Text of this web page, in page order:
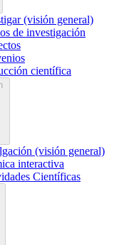
(visión general)
de investigación
científica
(visión general)
interactiva
Científicas